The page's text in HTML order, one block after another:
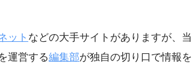
ット などの大手サイトがありますが、当
運営する編集部が独自の切り口で情報を